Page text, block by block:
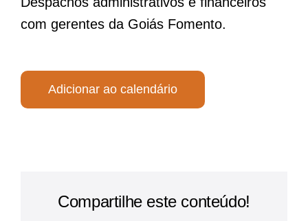
com gerentes da Goiás Fomento.
Adicionar ao calendário
Compartilhe este conteúdo!